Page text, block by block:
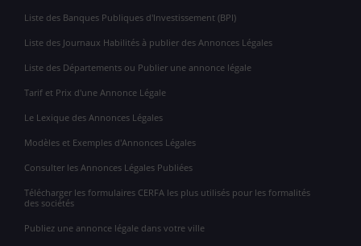
Liste des Banques Publiques d'Investissement (BPI)
Liste des Journaux Habilités à publier des Annonces Légales
Liste des Départements ou Publier une annonce légale
Tarif et Prix d'une Annonce Légale
Le Lexique des Annonces Légales
Modèles et Exemples d'Annonces Légales
Consulter les Annonces Légales Publiées
Télécharger les formulaires CERFA les plus utilisés pour les formalités
des sociétés
Publiez une annonce légale dans votre ville